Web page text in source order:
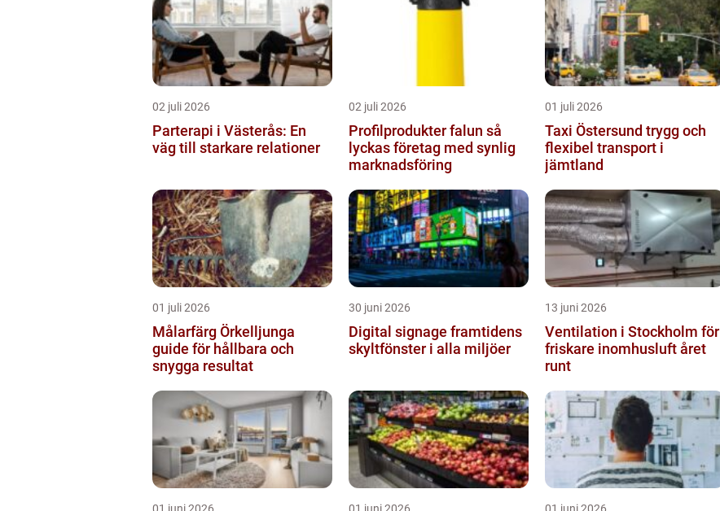
02 juli 2026
Parterapi i Västerås: En
väg till starkare relationer
02 juli 2026
Profilprodukter falun så
lyckas företag med synlig
marknadsföring
01 juli 2026
Taxi Östersund trygg och
flexibel transport i
jämtland
01 juli 2026
Målarfärg Örkelljunga
guide för hållbara och
snygga resultat
30 juni 2026
Digital signage framtidens
skyltfönster i alla miljöer
13 juni 2026
Ventilation i Stockholm för
friskare inomhusluft året
runt
01 juni 2026 01 juni 2026 01 juni 2026